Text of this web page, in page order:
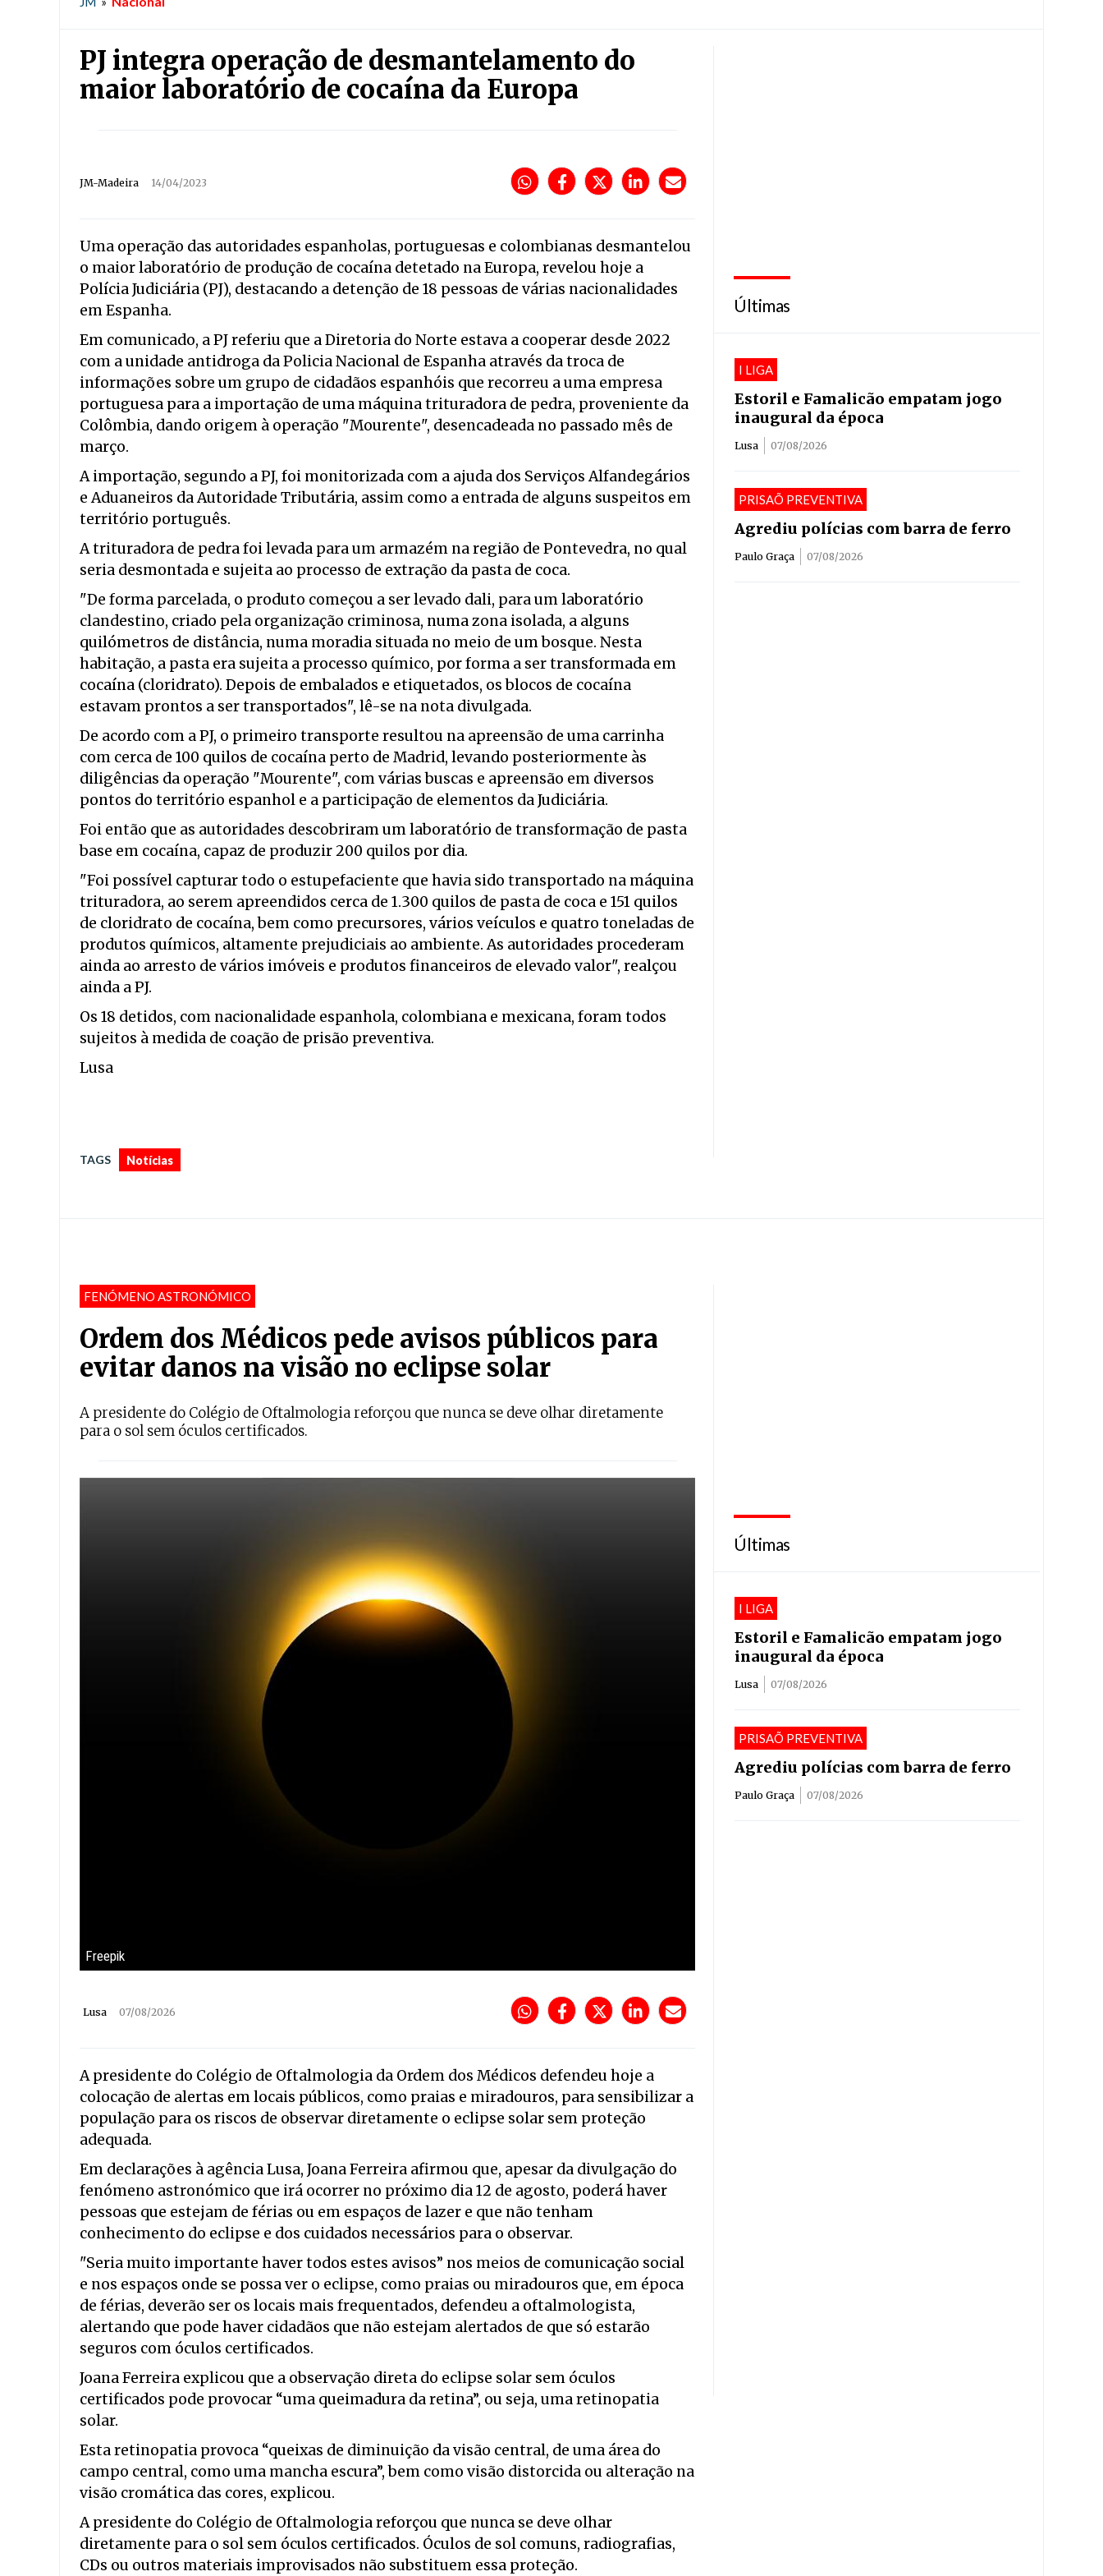
PJ integra operação de desmantelamento do
maior laboratório de cocaína da Europa
JM-Madeira 14/04/2023
Uma operação das autoridades espanholas, portuguesas e colombianas desmantelou
o maior laboratório de produção de cocaína detetado na Europa, revelou hoje a
Polícia Judiciária (PJ), destacando a detenção de 18 pessoas de várias nacionalidades
em Espanha.
Em comunicado, a PJ referiu que a Diretoria do Norte estava a cooperar desde 2022
com a unidade antidroga da Policia Nacional de Espanha através da troca de
informações sobre um grupo de cidadãos espanhóis que recorreu a uma empresa
portuguesa para a importação de uma máquina trituradora de pedra, proveniente da
Colômbia, dando origem à operação "Mourente", desencadeada no passado mês de
março.
A importação, segundo a PJ, foi monitorizada com a ajuda dos Serviços Alfandegários
e Aduaneiros da Autoridade Tributária, assim como a entrada de alguns suspeitos em
território português.
A trituradora de pedra foi levada para um armazém na região de Pontevedra, no qual
seria desmontada e sujeita ao processo de extração da pasta de coca.
"De forma parcelada, o produto começou a ser levado dali, para um laboratório
clandestino, criado pela organização criminosa, numa zona isolada, a alguns
quilómetros de distância, numa moradia situada no meio de um bosque. Nesta
habitação, a pasta era sujeita a processo químico, por forma a ser transformada em
cocaína (cloridrato). Depois de embalados e etiquetados, os blocos de cocaína
estavam prontos a ser transportados", lê-se na nota divulgada.
De acordo com a PJ, o primeiro transporte resultou na apreensão de uma carrinha
com cerca de 100 quilos de cocaína perto de Madrid, levando posteriormente às
diligências da operação "Mourente", com várias buscas e apreensão em diversos
pontos do território espanhol e a participação de elementos da Judiciária.
Foi então que as autoridades descobriram um laboratório de transformação de pasta
base em cocaína, capaz de produzir 200 quilos por dia.
"Foi possível capturar todo o estupefaciente que havia sido transportado na máquina
trituradora, ao serem apreendidos cerca de 1.300 quilos de pasta de coca e 151 quilos
de cloridrato de cocaína, bem como precursores, vários veículos e quatro toneladas de
produtos químicos, altamente prejudiciais ao ambiente. As autoridades procederam
ainda ao arresto de vários imóveis e produtos financeiros de elevado valor", realçou
ainda a PJ.
Os 18 detidos, com nacionalidade espanhola, colombiana e mexicana, foram todos
sujeitos à medida de coação de prisão preventiva.
Lusa
TAGS Notícias
Últimas
I LIGA
Estoril e Famalicão empatam jogo
inaugural da época
Lusa 07/08/2026
PRISAÕ PREVENTIVA
Agrediu polícias com barra de ferro
Paulo Graça 07/08/2026
FENÓMENO ASTRONÓMICO
Ordem dos Médicos pede avisos públicos para
evitar danos na visão no eclipse solar
A presidente do Colégio de Oftalmologia reforçou que nunca se deve olhar diretamente
para o sol sem óculos certificados.
Freepik
Lusa 07/08/2026
A presidente do Colégio de Oftalmologia da Ordem dos Médicos defendeu hoje a
colocação de alertas em locais públicos, como praias e miradouros, para sensibilizar a
população para os riscos de observar diretamente o eclipse solar sem proteção
adequada.
Em declarações à agência Lusa, Joana Ferreira afirmou que, apesar da divulgação do
fenómeno astronómico que irá ocorrer no próximo dia 12 de agosto, poderá haver
pessoas que estejam de férias ou em espaços de lazer e que não tenham
conhecimento do eclipse e dos cuidados necessários para o observar.
"Seria muito importante haver todos estes avisos” nos meios de comunicação social
e nos espaços onde se possa ver o eclipse, como praias ou miradouros que, em época
de férias, deverão ser os locais mais frequentados, defendeu a oftalmologista,
alertando que pode haver cidadãos que não estejam alertados de que só estarão
seguros com óculos certificados.
Joana Ferreira explicou que a observação direta do eclipse solar sem óculos
certificados pode provocar “uma queimadura da retina”, ou seja, uma retinopatia
solar.
Esta retinopatia provoca “queixas de diminuição da visão central, de uma área do
campo central, como uma mancha escura”, bem como visão distorcida ou alteração na
visão cromática das cores, explicou.
A presidente do Colégio de Oftalmologia reforçou que nunca se deve olhar
diretamente para o sol sem óculos certificados. Óculos de sol comuns, radiografias,
CDs ou outros materiais improvisados não substituem essa proteção.
Últimas
I LIGA
Estoril e Famalicão empatam jogo
inaugural da época
Lusa 07/08/2026
PRISAÕ PREVENTIVA
Agrediu polícias com barra de ferro
Paulo Graça 07/08/2026